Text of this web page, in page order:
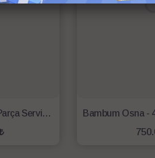
Nehir Dalyan Sade 5 Parça Servis Seti